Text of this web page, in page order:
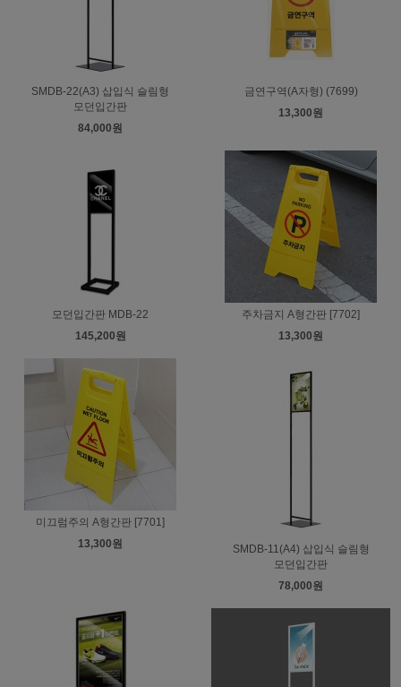
SMDB-22(A3) 삽입식 슬림형
모던입간판
84,000원
금연구역(A자형) (7699)
13,300원
모던입간판 MDB-22
145,200원
주차금지 A형간판 [7702]
13,300원
미끄럼주의 A형간판 [7701]
13,300원
SMDB-11(A4) 삽입식 슬림형
모던입간판
78,000원